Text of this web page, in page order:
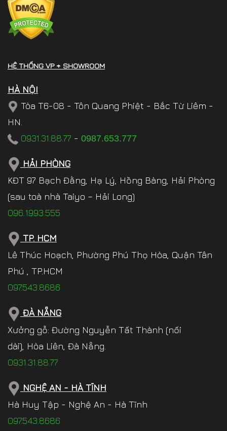
HỆ THỐNG VP + SHOWROOM
HÀ NỘI
Tòa T6-08 - Tôn Quang Phiệt - Bắc Từ Liêm -
HN.
0931.31.88.77 - 0987.653.777
HẢI PHÒNG
KĐT 97 Bạch Đằng, Hạ Lý, Hồng Bàng, Hải Phòng
(sau toà nhà Taiyo – Hải Long)
096.1993.555
TP. HCM
Lê Thúc Hoạch, Phường Phú Thọ Hòa, Quận Tân
Phú , TP.HCM
097.543.8686
ĐÀ NẴNG
Xưởng gỗ: Đường Nguyễn Tất Thành (nối
dài), Hòa Liên, Đà Nẵng.
0931.31.88.77
NGHỆ AN - HÀ TĨNH
Hà Huy Tập - Nghệ An - Hà Tĩnh
097.543.8686